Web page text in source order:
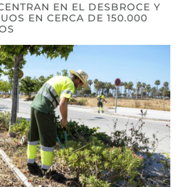
EN EL DESBROCE Y
EN CERCA DE 150.000